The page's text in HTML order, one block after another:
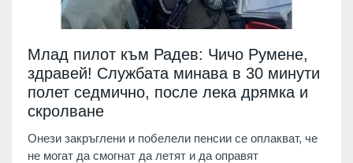
Млад пилот към Радев: Чичо Румене,
здравей! Службата минава в 30 минути
полет седмично, после лека дрямка и
скролване
Онези закръглени и побелели пенсии се оплакват, че
не могат да смогнат да летят и да оправят